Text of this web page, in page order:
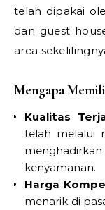
telah dipakai
dan guest
area
Mengapa
Kualitas
telah melalui
kenyamanan.
Harga
menarik di